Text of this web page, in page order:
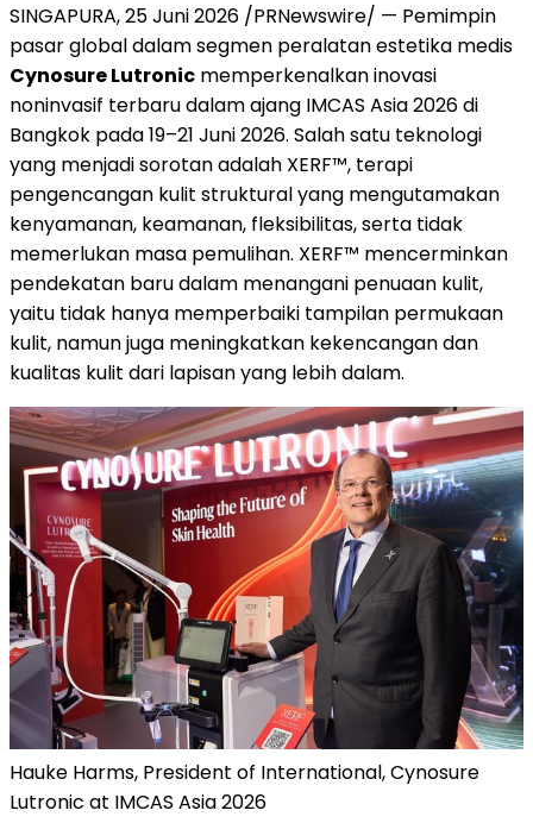
SINGAPURA, 25 Juni 2026 /PRNewswire/ — Pemimpin
pasar global dalam segmen peralatan estetika medis
Cynosure Lutronic memperkenalkan inovasi
noninvasif terbaru dalam ajang IMCAS Asia 2026 di
Bangkok pada 19–21 Juni 2026. Salah satu teknologi
yang menjadi sorotan adalah XERF™, terapi
pengencangan kulit struktural yang mengutamakan
kenyamanan, keamanan, fleksibilitas, serta tidak
memerlukan masa pemulihan. XERF™ mencerminkan
pendekatan baru dalam menangani penuaan kulit,
yaitu tidak hanya memperbaiki tampilan permukaan
kulit, namun juga meningkatkan kekencangan dan
kualitas kulit dari lapisan yang lebih dalam.
Hauke Harms, President of International, Cynosure
Lutronic at IMCAS Asia 2026